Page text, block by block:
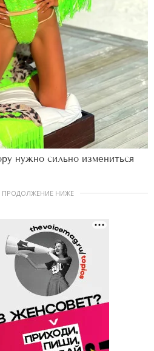
нужно сильно измениться
ПРОДОЛЖЕНИЕ НИЖЕ